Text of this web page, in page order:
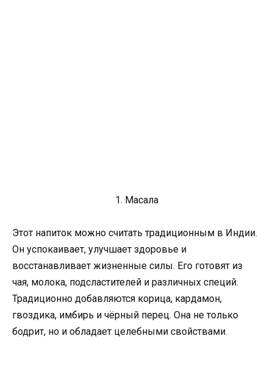
1. Масала
Этот напиток можно считать традиционным в Индии.
Он успокаивает, улучшает здоровье и
восстанавливает жизненные силы. Его готовят из
чая, молока, подсластителей и различных специй.
Традиционно добавляются корица, кардамон,
гвоздика, имбирь и чёрный перец. Она не только
бодрит, но и обладает целебными свойствами.